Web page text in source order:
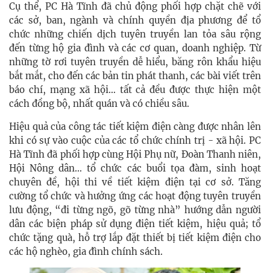
Cụ thể, PC Hà Tĩnh đã chủ động phối hợp chặt chẽ với
các sở, ban, ngành và chính quyền địa phương để tổ
chức những chiến dịch tuyên truyền lan tỏa sâu rộng
đến từng hộ gia đình và các cơ quan, doanh nghiệp. Từ
những tờ rơi tuyên truyền dễ hiểu, băng rôn khẩu hiệu
bắt mắt, cho đến các bản tin phát thanh, các bài viết trên
báo chí, mạng xã hội… tất cả đều được thực hiện một
cách đồng bộ, nhất quán và có chiều sâu.
Hiệu quả của công tác tiết kiệm điện càng được nhân lên
khi có sự vào cuộc của các tổ chức chính trị - xã hội. PC
Hà Tĩnh đã phối hợp cùng Hội Phụ nữ, Đoàn Thanh niên,
Hội Nông dân… tổ chức các buổi tọa đàm, sinh hoạt
chuyên đề, hội thi về tiết kiệm điện tại cơ sở. Tăng
cường tổ chức và hưởng ứng các hoạt động tuyên truyền
lưu động, “đi từng ngõ, gõ từng nhà” hướng dẫn người
dân các biện pháp sử dụng điện tiết kiệm, hiệu quả; tổ
chức tặng quà, hỗ trợ lắp đặt thiết bị tiết kiệm điện cho
các hộ nghèo, gia đình chính sách.